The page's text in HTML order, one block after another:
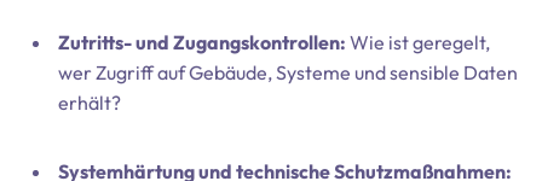
Zutritts- und Zugangskontrollen: Wie ist geregelt,
wer Zugriff auf Gebäude, Systeme und sensible Daten
erhält?
Systemhärtung und technische Schutzmaßnahmen: